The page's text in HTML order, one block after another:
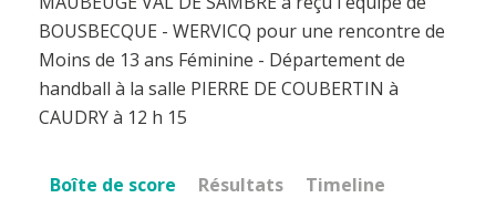
BOUSBECQUE - WERVICQ pour une rencontre de
Moins de 13 ans Féminine - Département de
handball à la salle PIERRE DE COUBERTIN à
CAUDRY à 12 h 15
Boîte de score Résultats Timeline